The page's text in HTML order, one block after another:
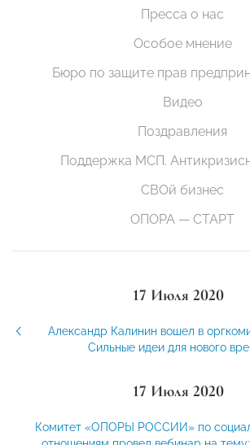
Пресса о нас
Особое мнение
Бюро по защите прав
Видео
Поздравления
Поддержка МСП.
СВОй бизнес
ОПОРА — СТАРТ
17 Июля 2020
Александр Калинин вошел в
Сильные идеи для нового
17 Июля 2020
Комитет «ОПОРЫ РОССИИ» по